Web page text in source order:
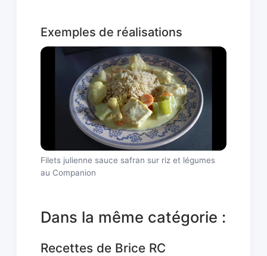
Exemples de réalisations
Filets julienne sauce safran sur riz et légumes
au Companion
Dans la même catégorie :
Recettes de Brice RC